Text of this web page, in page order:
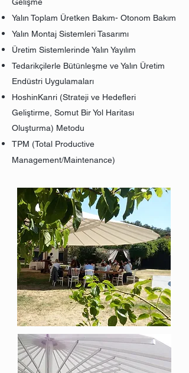
Yalın Toplam Üretken Bakım- Otonom Bakım
Yalın Montaj Sistemleri Tasarımı
Üretim Sistemlerinde Yalın Yayılım
Tedarikçilerle Bütünleşme ve Yalın Üretim
Endüstri Uygulamaları
HoshinKanri (Strateji ve Hedefleri
Geliştirme, Somut Bir Yol Haritası
Oluşturma) Metodu
TPM (Total Productive
Management/Maintenance)